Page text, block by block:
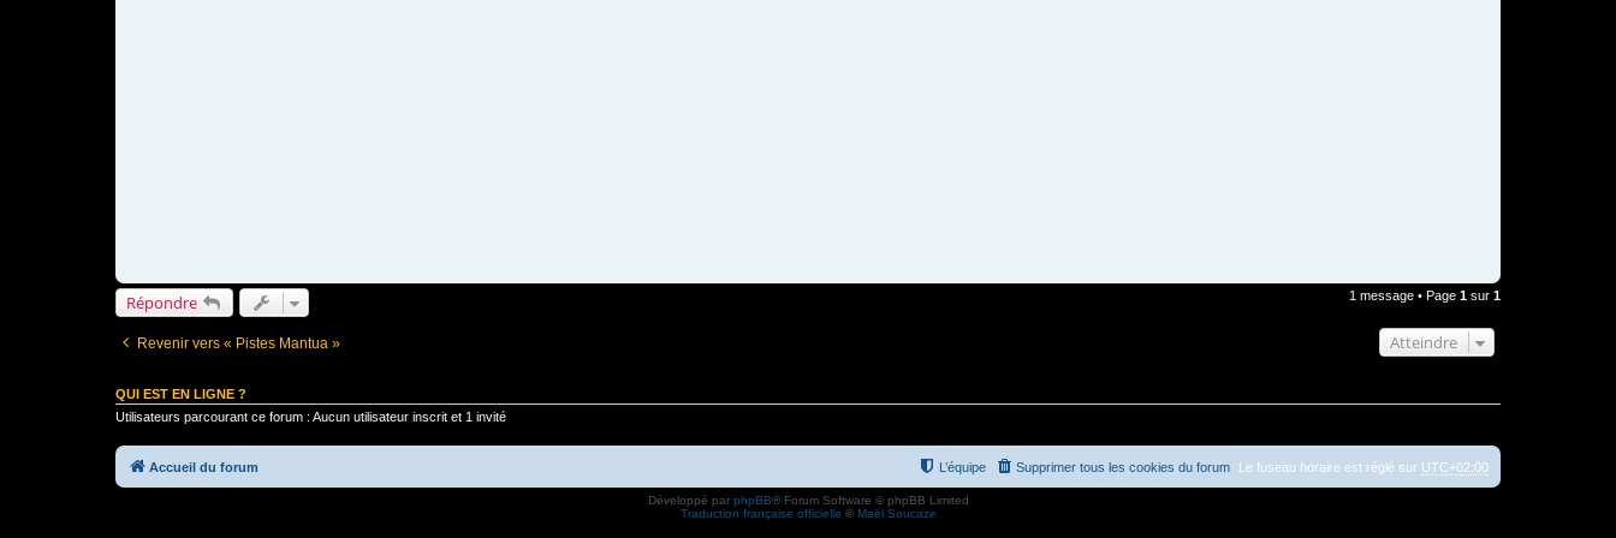
Répondre 1 message • Page 1 sur 1
Revenir vers « Pistes Mantua » Atteindre
QUI EST EN LIGNE ?
Utilisateurs parcourant ce forum : Aucun utilisateur inscrit et 1 invité
Accueil du forum Le fuseau horaire est réglé sur UTC+02:00
Supprimer tous les cookies du forum
L’équipe
Développé par phpBB® Forum Software © phpBB Limited
Traduction française officielle © Maël Soucaze